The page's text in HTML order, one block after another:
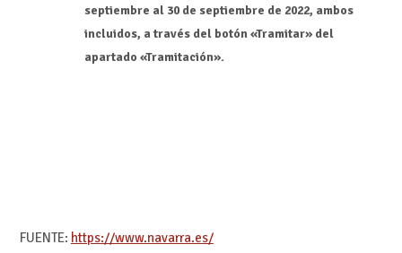
septiembre al 30 de septiembre de 2022, ambos
incluidos, a través del botón «Tramitar» del
apartado «Tramitación».
FUENTE: https://www.navarra.es/